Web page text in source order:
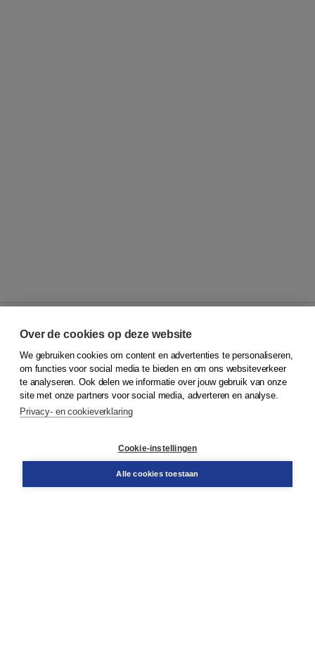
© 2026Koninklijke Boom uitgevers
Klantenservice
Service & informatie
Contact
Over de cookies op deze website
We gebruiken cookies om content en advertenties te personaliseren,
om functies voor social media te bieden en om ons websiteverkeer
te analyseren. Ook delen we informatie over jouw gebruik van onze
site met onze partners voor social media, adverteren en analyse.
Privacy- en cookieverklaring
Cookie-instellingen
Alle cookies toestaan